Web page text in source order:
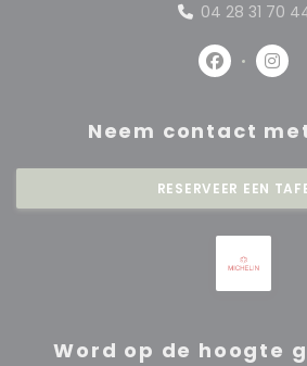
04 28 31 70
Neem contact
RESERVEER EEN
Word op de hoogte